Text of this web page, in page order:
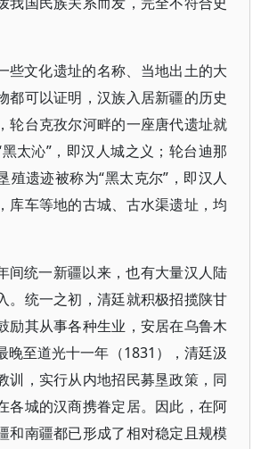
些文化遗址的名称、当地出土的大
都可以证明，汉族入居新疆的历史
轮台克孜尔河畔的一座唐代遗址就
太沁”，即汉人城之义；轮台迪那
殖遗迹被称为“黑太克尔”，即汉人
库车等地的古城、古水渠遗址，均
间统一新疆以来，也有大量汉人陆
。统一之初，清廷就积极招揽陕甘
励其从事各种生业，安居在乌鲁木
晚至道光十一年（1831），清廷汲
训，实行从内地招民募垦政策，同
各城的汉商携眷定居。因此，在阿
和南疆都已形成了相对稳定且规模